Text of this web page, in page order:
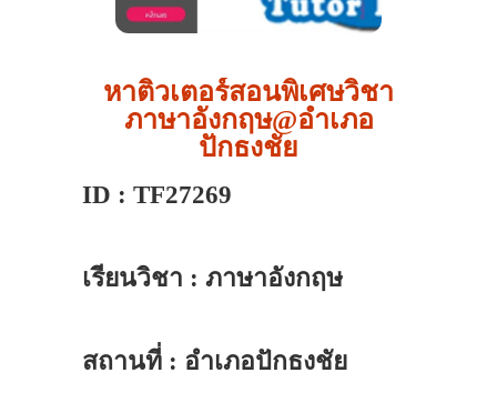
หาติวเตอร์สอนพิเศษวิชา
ภาษาอังกฤษ@อำเภอ
ปักธงชัย
ID : TF27269
เรียนวิชา : ภาษาอังกฤษ
สถานที่ : อำเภอปักธงชัย